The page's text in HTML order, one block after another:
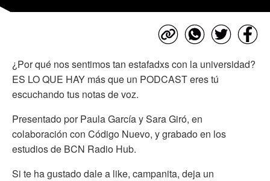
¿Por qué nos sentimos tan estafadxs con la universidad?
ES LO QUE HAY más que un PODCAST eres tú
escuchando tus notas de voz.
Presentado por Paula García y Sara Giró, en
colaboración con Código Nuevo, y grabado en los
estudios de BCN Radio Hub.
Si te ha gustado dale a like, campanita, deja un